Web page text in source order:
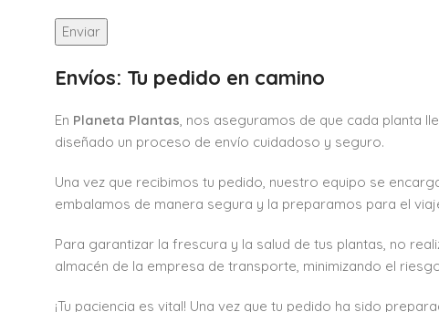
Envíos: Tu pedido en camino
En Planeta Plantas , nos aseguramos de que cada planta
diseñado un proceso de envío cuidadoso y seguro.
Una vez que recibimos tu pedido, nuestro equipo se
embalamos de manera segura y la preparamos para el
Para garantizar la frescura y la salud de tus plantas, no
almacén de la empresa de transporte, minimizando el
¡Tu paciencia es vital! Una vez que tu pedido ha sido